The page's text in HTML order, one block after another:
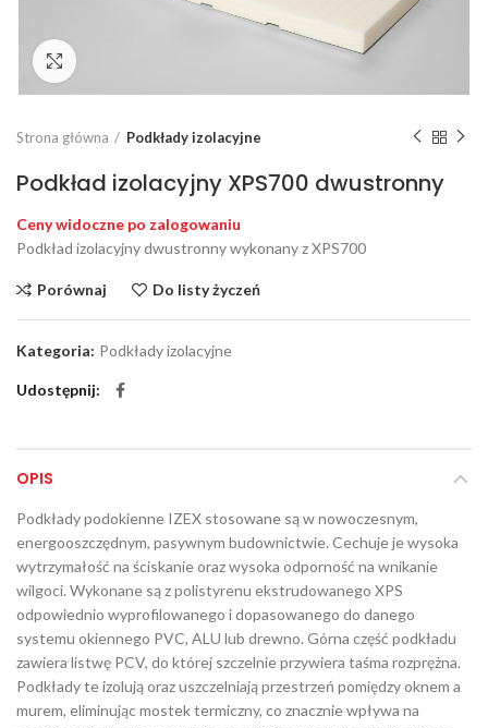
Strona główna Podkłady izolacyjne
Podkład izolacyjny XPS700 dwustronny
Ceny widoczne po zalogowaniu
Podkład izolacyjny dwustronny wykonany z XPS700
Porównaj Do listy życzeń
Kategoria: Podkłady izolacyjne
Udostępnij
OPIS
Podkłady podokienne IZEX stosowane są w nowoczesnym,
energooszczędnym, pasywnym budownictwie. Cechuje je wysoka
wytrzymałość na ściskanie oraz wysoka odporność na wnikanie
wilgoci. Wykonane są z polistyrenu ekstrudowanego XPS
odpowiednio wyprofilowanego i dopasowanego do danego
systemu okiennego PVC, ALU lub drewno. Górna część podkładu
zawiera listwę PCV, do której szczelnie przywiera taśma rozprężna.
Podkłady te izolują oraz uszczelniają przestrzeń pomiędzy oknem a
murem, eliminując mostek termiczny, co znacznie wpływa na